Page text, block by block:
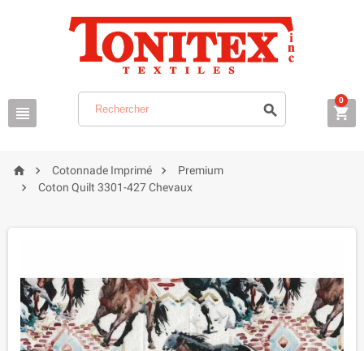
  
0
  Cotonnade Imprimé  Premium
 Coton Quilt 3301-427 Chevaux